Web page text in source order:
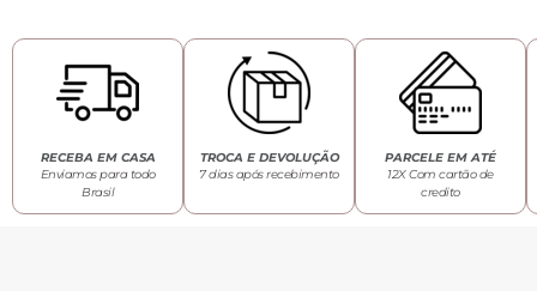
RECEBA EM CASA
Enviamos para todo
Brasil
TROCA E DEVOLUÇÃO
7 dias após recebimento
PARCELE EM ATÉ
12X Com cartão de
credito